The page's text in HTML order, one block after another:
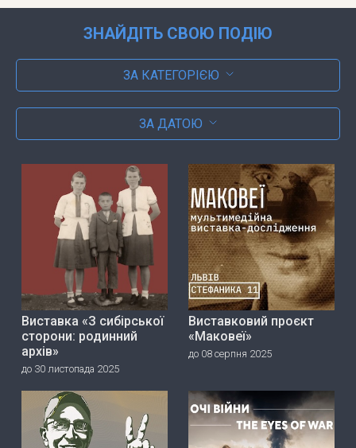
ЗНАЙДІТЬ СВОЮ ПОДІЮ
ЗА КАТЕГОРІЄЮ
ЗА ДАТОЮ
Виставка «З сибірської
сторони: родинний
архів»
до 30 листопада 2025
Виставковий проєкт
«Маковеї»
до 08 серпня 2025